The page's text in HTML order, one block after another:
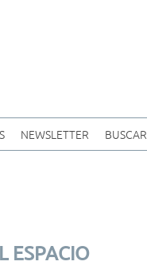
NEWSLETTER BUSCAR
ESPACIO